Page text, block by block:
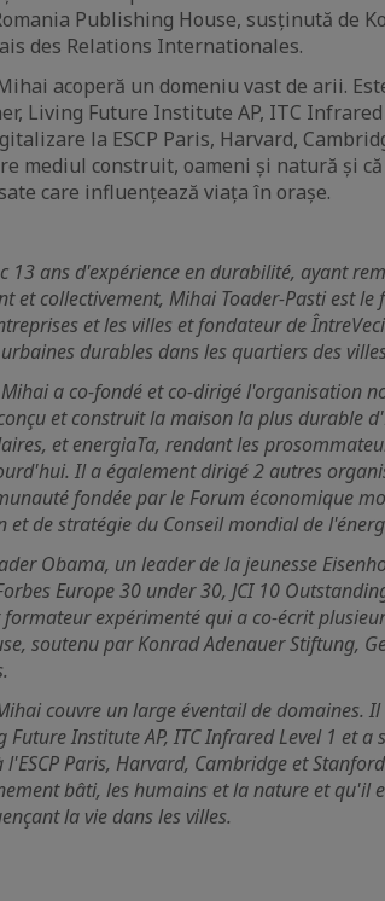
Publishing House, susținută de
des Relations Internationales.
acoperă un domeniu vast de arii.
Living Future Institute AP, ITC
la ESCP Paris, Harvard,
mediul construit, oameni și natură și
care influențează viața în orașe.
13 ans d'expérience en durabilité, ayant
et collectivement, Mihai Toader-Pasti est
et les villes et fondateur de
durables dans les quartiers des
a co-fondé et co-dirigé l'organisation
et construit la maison la plus durable
et energiaTa, rendant les
Il a également dirigé 2 autres
fondée par le Forum économique
et de stratégie du Conseil mondial de
Obama, un leader de la jeunesse
Europe 30 under 30, JCI 10
expérimenté qui a co-écrit
soutenu par Konrad Adenauer Stiftung,
couvre un large éventail de domaines. Il
Future Institute AP, ITC Infrared Level 1 et
Paris, Harvard, Cambridge et
bâti, les humains et la nature et qu'il
la vie dans les villes.